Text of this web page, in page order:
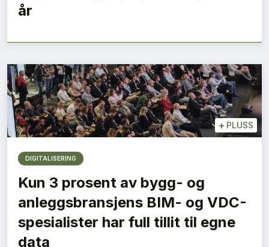
år
+ PLUSS
DIGITALISERING
Kun 3 prosent av bygg- og
anleggsbransjens BIM- og VDC-
spesialister har full tillit til egne
data